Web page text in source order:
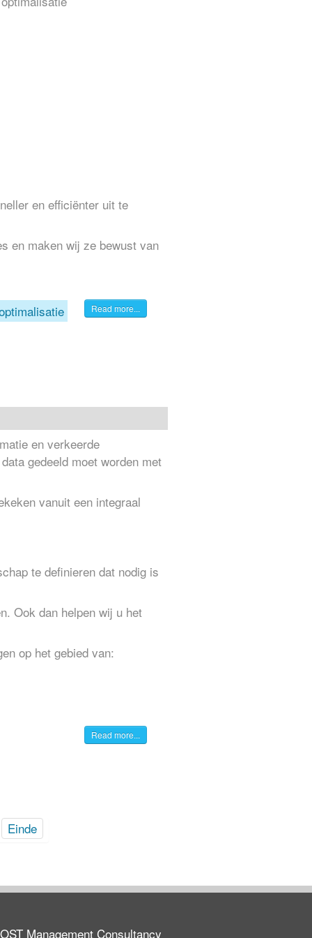
en efficiënter uit te
en maken wij ze bewust van
Read more...
en verkeerde
gedeeld moet worden met
vanuit een integraal
te definieren dat nodig is
Ook dan helpen wij u het
op het gebied van:
Read more...
Einde
Management Consultancy